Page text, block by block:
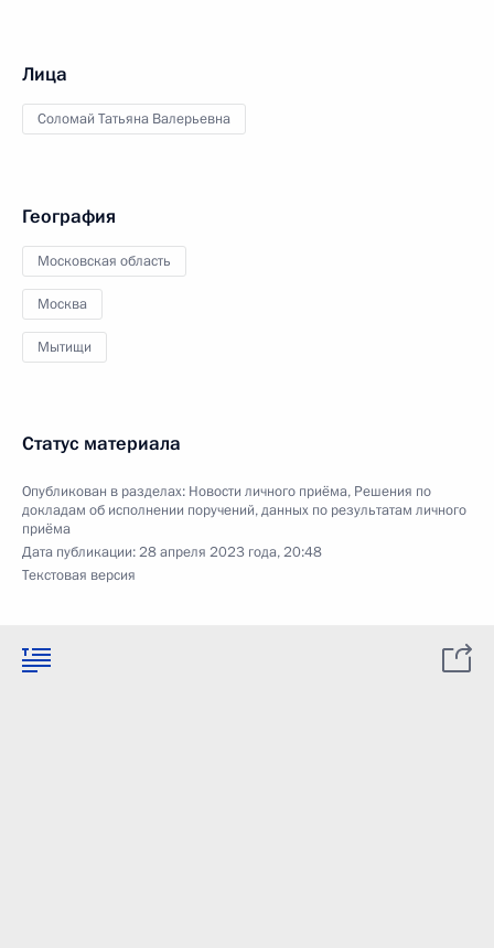
Лица
Соломай Татьяна Валерьевна
География
Московская область
Москва
Мытищи
Статус материала
Опубликован в разделах: Новости личного приёма, Решения по
докладам об исполнении поручений, данных по результатам личного
приёма
Дата публикации:28 апреля 2023 года, 20:48
Текстовая версия